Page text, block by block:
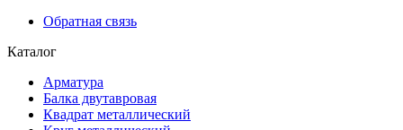
Обратная связь
Каталог
Арматура
Балка двутавровая
Квадрат металлический